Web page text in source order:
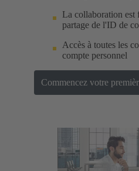
La collaboration est
partage de l'ID de
Accès à toutes les
compte personnel
Commencez votre